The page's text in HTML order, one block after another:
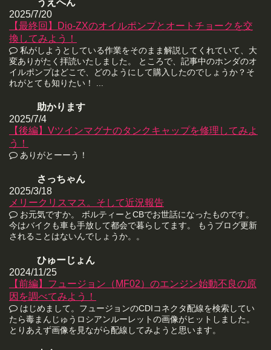
2025/7/20
【最終回】Dio-ZXのオイルポンプとオートチョークを交
換してみよう！
私がしようとしている作業をそのまま解説してくれていて、大
変ありがたく拝読いたしました。 ところで、記事中のホンダのオ
イルポンプはどこで、どのようにして購入したのでしょうか？そ
れがとても知りたい！ ...
助かります
2025/7/4
【後編】Vツインマグナのタンクキャップを修理してみよ
う！
ありがとーーう！
さっちゃん
2025/3/18
メリークリスマス。そして近況報告
お元気ですか。 ボルティーとCBでお世話になったものです。
今はバイクも車も手放して都会で暮らしてます。 もうブログ更新
されることはないんでしょうか。。
ひゅーじょん
2024/11/25
【前編】フュージョン（MF02）のエンジン始動不良の原
因を調べてみよう！
はじめまして。フュージョンのCDIコネクタ配線を検索してい
たら毒まんじゅうロシアンルーレットの画像がヒットしました。
とりあえず画像を見ながら配線してみようと思います。